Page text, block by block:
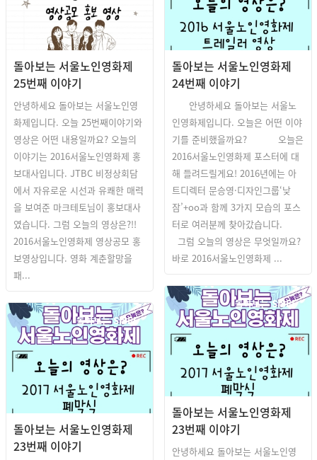
돌아보는 서울노인영화제
25번째 이야기
안녕하세요 돌아보는 서울노인영
화제입니다. 오늘 25번째이야기와
영상은 어떤 내용일까요? 오늘의
이야기는 2016서울노인영화제 홍
보대사입니다. JTBC 비정상회담
에서 자유로운 시선과 유쾌한 매력
을 보여준 마크테토님이 홍보대사
였습니다. 그럼 오늘의 영상은?!!
2016서울노인영화제 영상공모 홍
보영상입니다. 영화 계춘할망을
패...
돌아보는 서울노인영화제
24번째 이야기
안녕하세요 돌아보는 서울노
인영화제입니다. 오늘은 어떤 이야
기를 준비했을까요? 오늘은
2016서울노인영화제 포스터에 대
해 들려드릴게요! 2016년에는 아
트디렉터 문승영·디자인그룹‘낮
잠’+oo과 함께 3가지 모습의 포스
터로 여러분께 찾아갔습니다.
그럼 오늘의 영상은 무엇일까요?
바로 2016서울노인영화제 ...
돌아보는 SISFF
돌아보는 서울노인영화제
23번째 이야기
안녕하세요 돌아보는 서울노인영
돌아보는 SISFF
돌아보는 서울노인영화제
23번째 이야기